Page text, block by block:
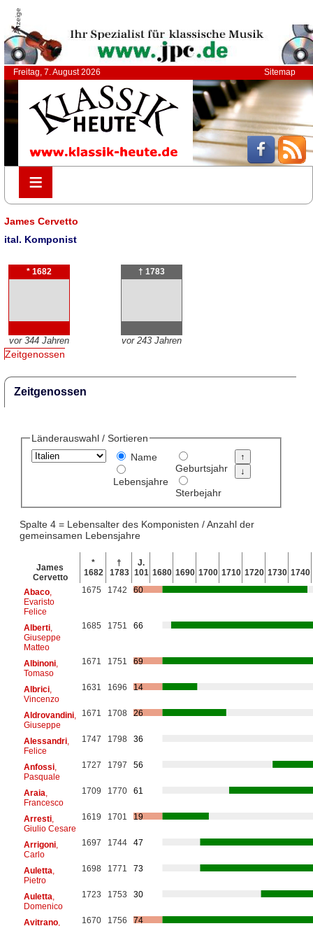
Anzeige
Freitag, 7. August 2026 Sitemap
≡
≡
James Cervetto
ital. Komponist
* 1682
vor 344 Jahren
† 1783
vor 243 Jahren
Zeitgenossen
Zeitgenossen
Länderauswahl / Sortieren
Name
Lebensjahre
Geburtsjahr
Sterbejahr
Spalte 4 = Lebensalter des Komponisten / Anzahl der
gemeinsamen Lebensjahre
James
Cervetto
*
1682
†
1783
J.
101 1680 1690 1700 1710 1720 1730 1740
Abaco,
Evaristo
Felice
1675 1742 60
Alberti,
Giuseppe
Matteo
1685 1751 66
Albinoni,
Tomaso
1671 1751 69
Albrici,
Vincenzo
1631 1696 14
Aldrovandini,
Giuseppe
1671 1708 26
Alessandri,
Felice
1747 1798 36
Anfossi,
Pasquale
1727 1797 56
Araia
Francesco
1709 1770 61
Arresti,
Giulio Cesare
1619 1701 19
Arrigoni,
Carlo
1697 1744 47
Auletta
Pietro
1698 1771 73
Auletta
Domenico
1723 1753 30
Avitrano,
1670 1756 74